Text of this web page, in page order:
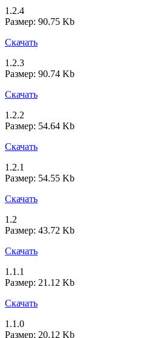
1.2.4
Размер: 90.75 Kb
Скачать
1.2.3
Размер: 90.74 Kb
Скачать
1.2.2
Размер: 54.64 Kb
Скачать
1.2.1
Размер: 54.55 Kb
Скачать
1.2
Размер: 43.72 Kb
Скачать
1.1.1
Размер: 21.12 Kb
Скачать
1.1.0
Размер: 20.12 Kb